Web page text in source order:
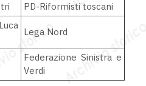
PD-Riformisti toscani
Lega Nord
Federazione Sinistra e
Verdi